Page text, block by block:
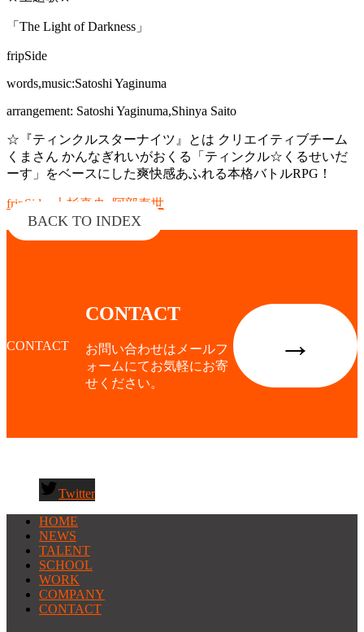
「The Light of Darkness」
fripSide
words,music:Satoshi Yaginuma
arrangement: Satoshi Yaginuma,Shinya Saito
☆『ティンクルスターナイツ』とは クリエイティブチーム
くまさん かんなぎれいがおくる「ティンクル☆くるせいだ
ーす」をベースにした爽快感あふれる本格バトルRPG！
fripSide 上杉真央 阿部寿世
BACK TO INDEX
CONTACT
CONTACT
お問い合わせはメールフ
ォームにてお気軽にお寄
せください。
→
Twitter
HOME
NEWS
TALENT
SCHOOL
WORK
COMPANY
CONTACT